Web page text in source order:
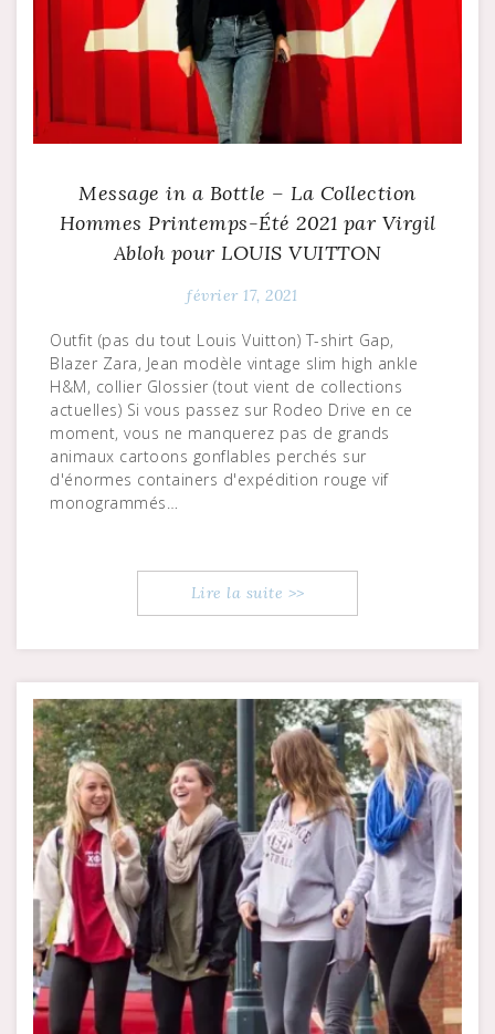
Message in a Bottle – La Collection
Hommes Printemps-Été 2021 par Virgil
Abloh pour LOUIS VUITTON
février 17, 2021
Outfit (pas du tout Louis Vuitton) T-shirt Gap,
Blazer Zara, Jean modèle vintage slim high ankle
H&M, collier Glossier (tout vient de collections
actuelles) Si vous passez sur Rodeo Drive en ce
moment, vous ne manquerez pas de grands
animaux cartoons gonflables perchés sur
d'énormes containers d'expédition rouge vif
monogrammés…
Lire la suite >>